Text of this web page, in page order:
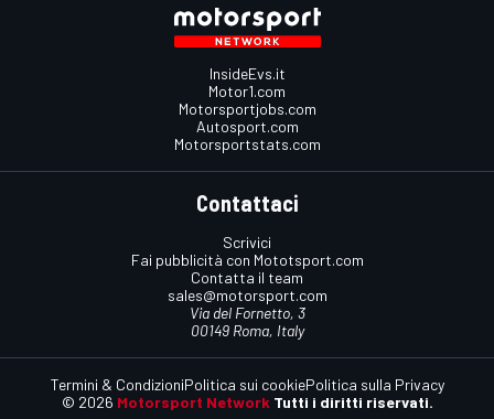
InsideEvs.it
Motor1.com
Motorsportjobs.com
Autosport.com
Motorsportstats.com
Contattaci
Scrivici
Fai pubblicità con Mototsport.com
Contatta il team
sales@motorsport.com
Via del Fornetto, 3
00149 Roma, Italy
© 2026 Motorsport Network Tutti i diritti riservati.
Termini & CondizioniPolitica sui cookiePolitica sulla Privacy